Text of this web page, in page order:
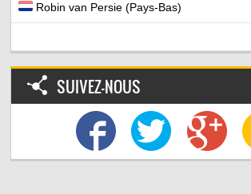
Robin van Persie (Pays-Bas)
SUIVEZ-NOUS